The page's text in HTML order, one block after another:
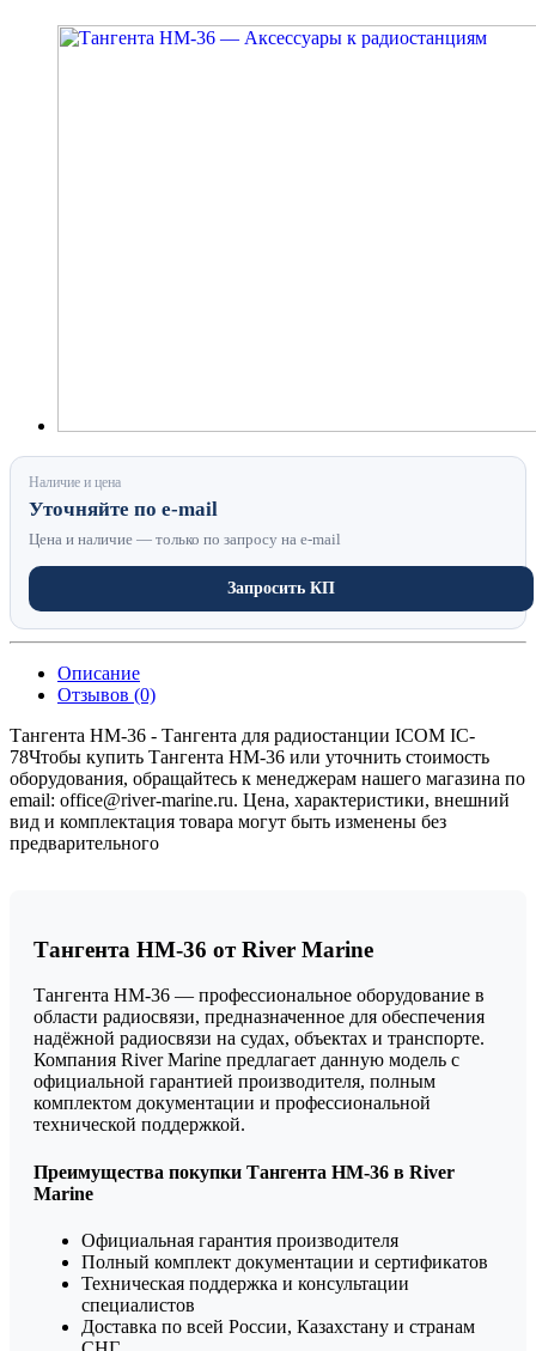
Наличие и цена
Уточняйте по e-mail
Цена и наличие — только по запросу на e-mail
Запросить КП
Описание
Отзывов (0)
Тангента HM-36 - Тангента для радиостанции ICOM IC-
78Чтобы купить Тангента HM-36 или уточнить стоимость
оборудования, обращайтесь к менеджерам нашего магазина по
email: office@river-marine.ru. Цена, характеристики, внешний
вид и комплектация товара могут быть изменены без
предварительного
Тангента HM-36 от River Marine
Тангента HM-36 — профессиональное оборудование в
области радиосвязи, предназначенное для обеспечения
надёжной радиосвязи на судах, объектах и транспорте.
Компания River Marine предлагает данную модель с
официальной гарантией производителя, полным
комплектом документации и профессиональной
технической поддержкой.
Преимущества покупки Тангента HM-36 в River
Marine
Официальная гарантия производителя
Полный комплект документации и сертификатов
Техническая поддержка и консультации
специалистов
Доставка по всей России, Казахстану и странам